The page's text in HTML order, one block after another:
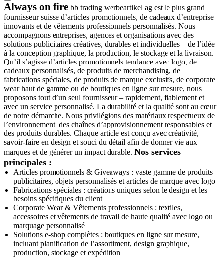
Always on fire bb trading werbeartikel ag est le plus grand
fournisseur suisse d’articles promotionnels, de cadeaux d’entreprise
innovants et de vêtements professionnels personnalisés. Nous
accompagnons entreprises, agences et organisations avec des
solutions publicitaires créatives, durables et individuelles – de l’idée
à la conception graphique, la production, le stockage et la livraison.
Qu’il s’agisse d’articles promotionnels tendance avec logo, de
cadeaux personnalisés, de produits de merchandising, de
fabrications spéciales, de produits de marque exclusifs, de corporate
wear haut de gamme ou de boutiques en ligne sur mesure, nous
proposons tout d’un seul fournisseur – rapidement, fiablement et
avec un service personnalisé. La durabilité et la qualité sont au cœur
de notre démarche. Nous privilégions des matériaux respectueux de
l’environnement, des chaînes d’approvisionnement responsables et
des produits durables. Chaque article est conçu avec créativité,
savoir-faire en design et souci du détail afin de donner vie aux
marques et de générer un impact durable. Nos services
principales :
Articles promotionnels & Giveaways : vaste gamme de produits
publicitaires, objets personnalisés et articles de marque avec logo
Fabrications spéciales : créations uniques selon le design et les
besoins spécifiques du client
Corporate Wear & Vêtements professionnels : textiles,
accessoires et vêtements de travail de haute qualité avec logo ou
marquage personnalisé
Solutions e-shop complètes : boutiques en ligne sur mesure,
incluant planification de l’assortiment, design graphique,
production, stockage et expédition